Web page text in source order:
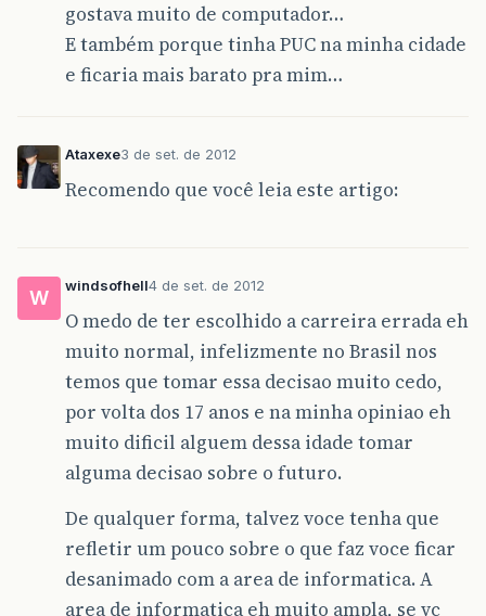
gostava muito de computador…
E também porque tinha PUC na minha cidade
e ficaria mais barato pra mim…
Ataxexe3 de set. de 2012
Recomendo que você leia este artigo:
W
windsofhell4 de set. de 2012
O medo de ter escolhido a carreira errada eh
muito normal, infelizmente no Brasil nos
temos que tomar essa decisao muito cedo,
por volta dos 17 anos e na minha opiniao eh
muito dificil alguem dessa idade tomar
alguma decisao sobre o futuro.
De qualquer forma, talvez voce tenha que
refletir um pouco sobre o que faz voce ficar
desanimado com a area de informatica. A
area de informatica eh muito ampla, se vc